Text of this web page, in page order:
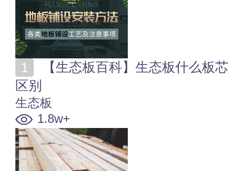
区别
生态板
1.8w+